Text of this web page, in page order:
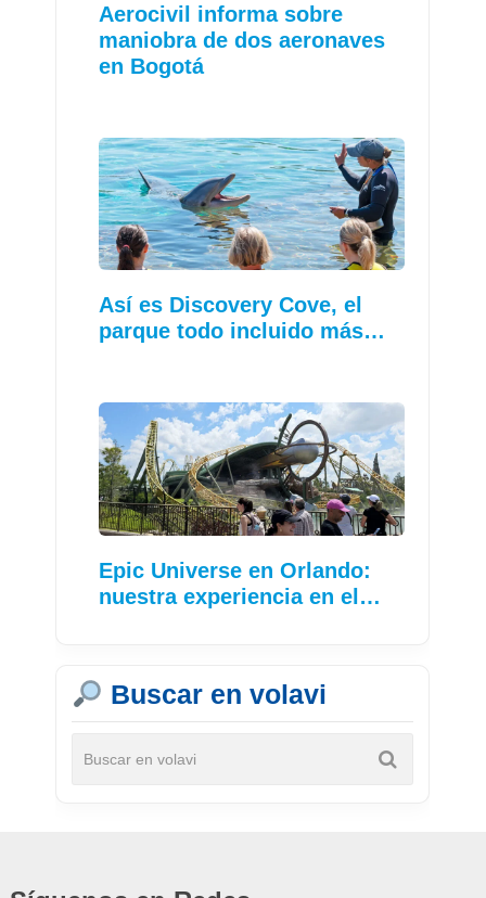
Aerocivil informa sobre
maniobra de dos aeronaves
en Bogotá
Así es Discovery Cove, el
parque todo incluido más…
Epic Universe en Orlando:
nuestra experiencia en el…
Buscar en volavi